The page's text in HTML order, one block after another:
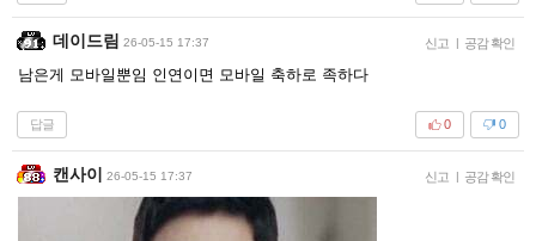
데이드림 26-05-15 17:37 신고 | 공감 확인
남은게 모바일뿐임 인연이면 모바일 축하로 족하다
답글 0
0
캔사이 26-05-15 17:37 신고 | 공감 확인